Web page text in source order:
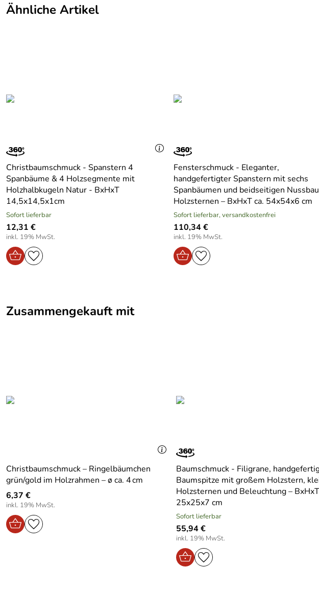
Herstellungsort:
Kurort Seiffen
Material:
Ähnliche Artikel
Christbaumschmuck - Spanstern 4
Spanbäume & 4 Holzsegmente mit
Holzhalbkugeln Natur - BxHxT
14,5x14,5x1cm
Sofort lieferbar
12,31 €
inkl. 19% MwSt.
Fensterschmuck - Eleganter,
handgefertigter Spanstern mit sechs
Spanbäumen und beidseitigen
Holzsternen – BxHxT ca. 54x54x6 cm
Sofort lieferbar, versandkostenfrei
110,34 €
inkl. 19% MwSt.
Zusammengekauft mit
Christbaumschmuck – Ringelbäumchen
grün/gold im Holzrahmen – ø ca. 4 cm
6,37 €
inkl. 19% MwSt.
Baumschmuck - Filigrane,
Baumspitze mit großem Holzstern,
Holzsternen und Beleuchtung –
25x25x7 cm
Sofort lieferbar
55,94 €
inkl. 19% MwSt.